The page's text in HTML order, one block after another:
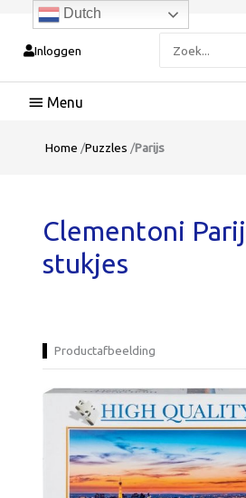
Inloggen
naar:
Hoofdmenu
Home /Puzzles /Parijs
Clementoni
stukjes
Productafbeelding
Dutch